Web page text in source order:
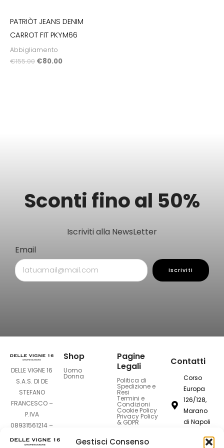
Gestisci Consenso
PATRIÒT JEANS DENIM
CARROT FIT PKYM66
Abbigliamento
€155.00 €80.00
Sconti fino al 50%
Iscriviti alla NewsLetter
Email
Iscriviti
DELLE VIGNE 16
S.A.S. DI DE
STEFANO
FRANCESCO –
P.IVA
08931561214 –
Sede Legale:
Shop
Uomo
Donna
Pagine
Legali
Politica di
Spedizione e
Resi
Termini e
Condizioni
Cookie Policy
Privacy Policy
& GDPR
Contatti
Corso
Europa
126/128,
Marano
di Napoli